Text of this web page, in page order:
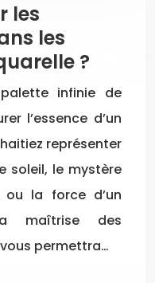
les
les
?
infinie de
l’essence d’un
représenter
soleil, le mystère
ou la force d’un
maîtrise des
permettra…